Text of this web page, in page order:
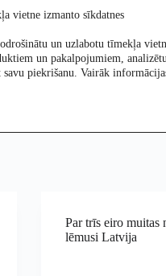
Re:Check Par
Par trīs eiro muitas
lēmusi Latvija
vietne izmanto sīkdatnes
un uzlabotu tīmekļa
un pakalpojumiem,
piekrišanu. Vairāk